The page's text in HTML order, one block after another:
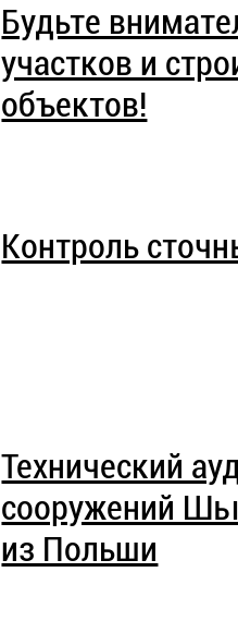
Будьте
участков и
объектов!
Контроль
Технический
сооружений
из Польши